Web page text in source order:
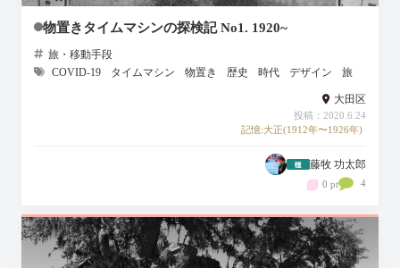
物置きタイムマシンの探検記 No1. 1920~
旅・移動手段
COVID-19
タイムマシン 物置き 歴史 時代 デザイン 旅
大田区
投稿：2020.6.24
記憶:大正(1912年〜1926年)
藤牧 功太郎
0 pt 4